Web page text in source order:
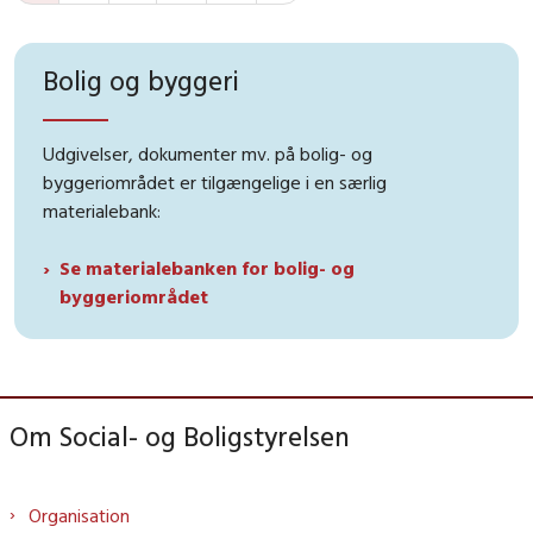
Bolig og byggeri
Udgivelser, dokumenter mv. på bolig- og
byggeriområdet er tilgængelige i en særlig
materialebank:
Se materialebanken for bolig- og
byggeriområdet
Om Social- og Boligstyrelsen
Organisation